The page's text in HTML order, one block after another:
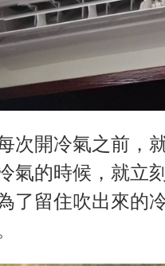
次開冷氣之前，
氣的時候，就立
了留住吹出來的